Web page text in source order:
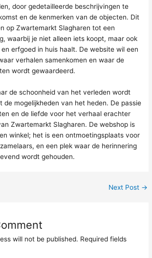
door gedetailleerde beschrijvingen te
en de kenmerken van de objecten. Dit
op Zwartemarkt Slagharen tot een
waarbij je niet alleen iets koopt, maar ook
erfgoed in huis haalt. De website wil een
verhalen samenkomen en waar de
wordt gewaardeerd.
de schoonheid van het verleden wordt
de mogelijkheden van het heden. De passie
en de liefde voor het verhaal erachter
Zwartemarkt Slagharen. De webshop is
winkel; het is een ontmoetingsplaats voor
en een plek waar de herinnering
wordt gehouden.
Next Post →
will not be published. Required fields